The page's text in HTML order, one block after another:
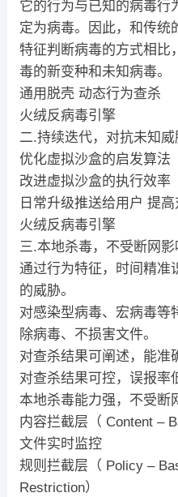
它的行为与已知的病毒行
定为病毒。因此，和传统
特征判断病毒的方式相比
毒的新变种和未知病毒。
通用脱壳 动态行为查杀
火绒反病毒引擎
二.持续迭代，对抗未知威
优化虚拟沙盒的启发算法
改进虚拟沙盒的执行效率
日常升级推送给用户 提
火绒反病毒引擎
三.本地杀毒，不受断网影
通过行为特征，时间精准
的威胁。
对感染型病毒、宏病毒等
除病毒、不损害文件。
对查杀结果可阐述，能准
对查杀结果可控，误报率
本地杀毒能力强，不受断
内容拦截层（ Content –
文件实时监控
规则拦截层（ Policy –
Restriction）